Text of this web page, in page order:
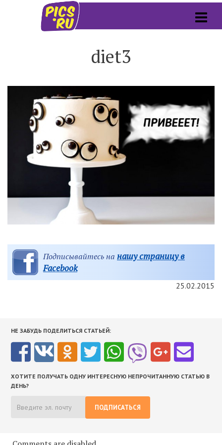
diet3
Подписывайтесь на нашу страницу в
Facebook
25.02.2015
НЕ ЗАБУДЬ ПОДЕЛИТЬСЯ СТАТЬЕЙ:
ХОТИТЕ ПОЛУЧАТЬ ОДНУ ИНТЕРЕСНУЮ НЕПРОЧИТАННУЮ СТАТЬЮ В
ДЕНЬ?
ПОДПИСАТЬСЯ